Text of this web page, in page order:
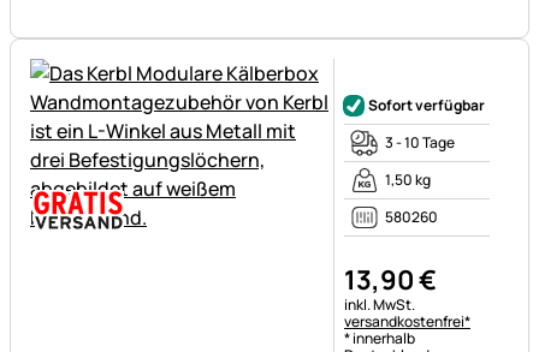
Sofort verfügbar
3 - 10 Tage
1,50 kg
580260
13,90€
Steuerhinweis:
inkl. MwSt.
versandkostenfrei*
* innerhalb